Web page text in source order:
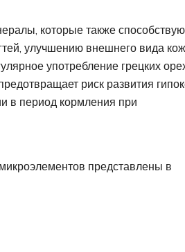
которые также
улучшению внешнего вида
употребление грецких
риск развития
в период кормления при
представлены в